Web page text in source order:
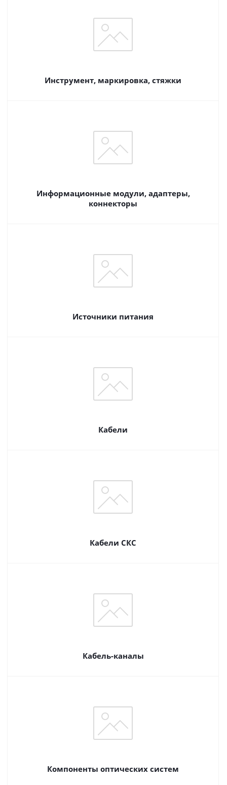
Инструмент, маркировка, стяжки
Информационные модули, адаптеры,
коннекторы
Источники питания
Кабели
Кабели СКС
Кабель-каналы
Компоненты оптических систем